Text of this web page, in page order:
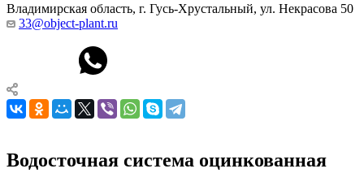
Владимирская область, г. Гусь-Хрустальный, ул. Некрасова 50
33@object-plant.ru
Водосточная система оцинкованная